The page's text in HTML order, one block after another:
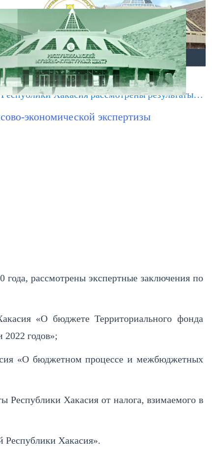
ОТКРЫТЫЕ ДАННЫЕ КАРТА МЕНЮ
Хакасия рассмотрены результаты…
экономической экспертизы
года, рассмотрены экспертные заключения по
«О бюджете Территориального фонда
2022 годов»;
«О бюджетном процессе и межбюджетных
Хакасия от налога, взимаемого в
Республики Хакасия».